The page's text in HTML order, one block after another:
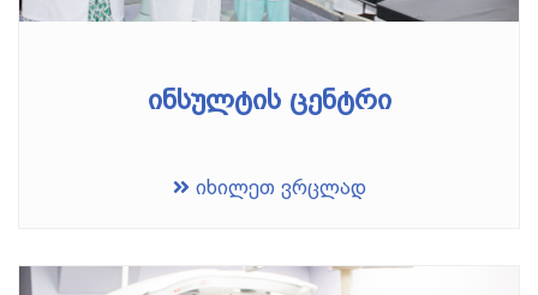
ინსულტის ცენტრი
იხილეთ ვრცლად